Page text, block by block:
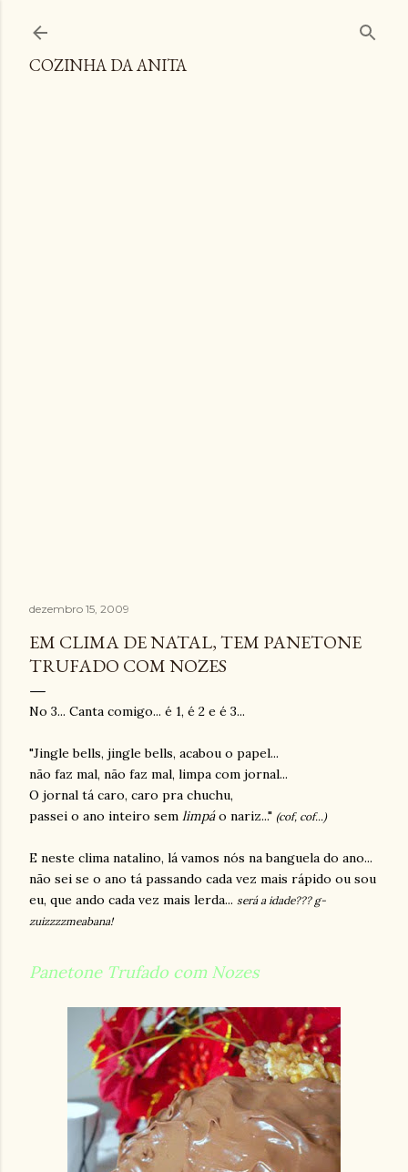
COZINHA DA ANITA
dezembro 15, 2009
EM CLIMA DE NATAL, TEM PANETONE
TRUFADO COM NOZES
No 3... Canta comigo... é 1, é 2 e é 3...
"Jingle bells, jingle bells, acabou o papel...
não faz mal, não faz mal, limpa com jornal...
O jornal tá caro, caro pra chuchu,
passei o ano inteiro sem limpáo nariz..." (cof, cof...)
E neste clima natalino, lá vamos nós na banguela do ano...
não sei se o ano tá passando cada vez mais rápido ou sou
eu, que ando cada vez mais lerda... será a idade??? g-
zuizzzzmeabana!
Panetone Trufado com Nozes